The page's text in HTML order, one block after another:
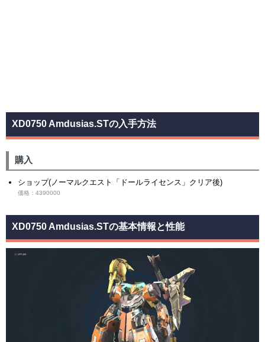
XD0750 Amdusias.STの入手方法
購入
ショップ(ノーマルクエスト「ドールライセンス」クリア後)
価格：4390000
XD0750 Amdusias.STの基本情報と性能